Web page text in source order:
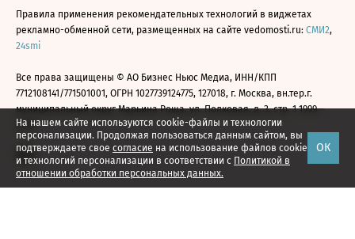
На нашем сайте используются cookie-файлы и технологии
персонализации. Продолжая пользоваться данным сайтом, вы
подтверждаете свое согласие на использование файлов cookie
и технологий персонализации в соответствии с Политикой в
отношении обработки персональных данных.
ОК
Правила применения рекомендательных технологий в виджетах
рекламно-обменной сети, размещенных на сайте vedomosti.ru: СМИ2,
24smi
Все права защищены © АО Бизнес Ньюс Медиа, ИНН/КПП
7712108141/771501001, ОГРН 1027739124775, 127018, г. Москва, вн.тер.г.
муниципальный округ Марьина Роща, ул. Полковая, д. 3, стр. 1 1999—
2026